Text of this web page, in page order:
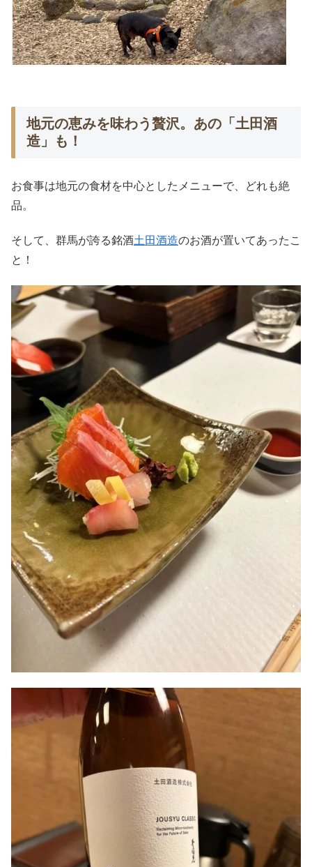
地元の恵みを味わう贅沢。あの「土田酒
造」も！
お食事は地元の食材を中心としたメニューで、どれも絶
品。
そして、群馬が誇る銘酒土田酒造のお酒が置いてあったこ
と！